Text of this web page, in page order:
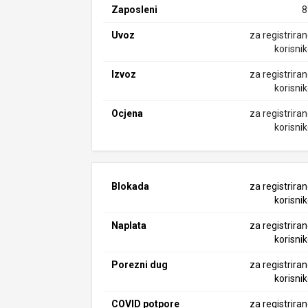
Zaposleni
Uvoz
za
Izvoz
za
Ocjena
za
Blokada
za
Naplata
za
Porezni dug
za
COVID potpore za